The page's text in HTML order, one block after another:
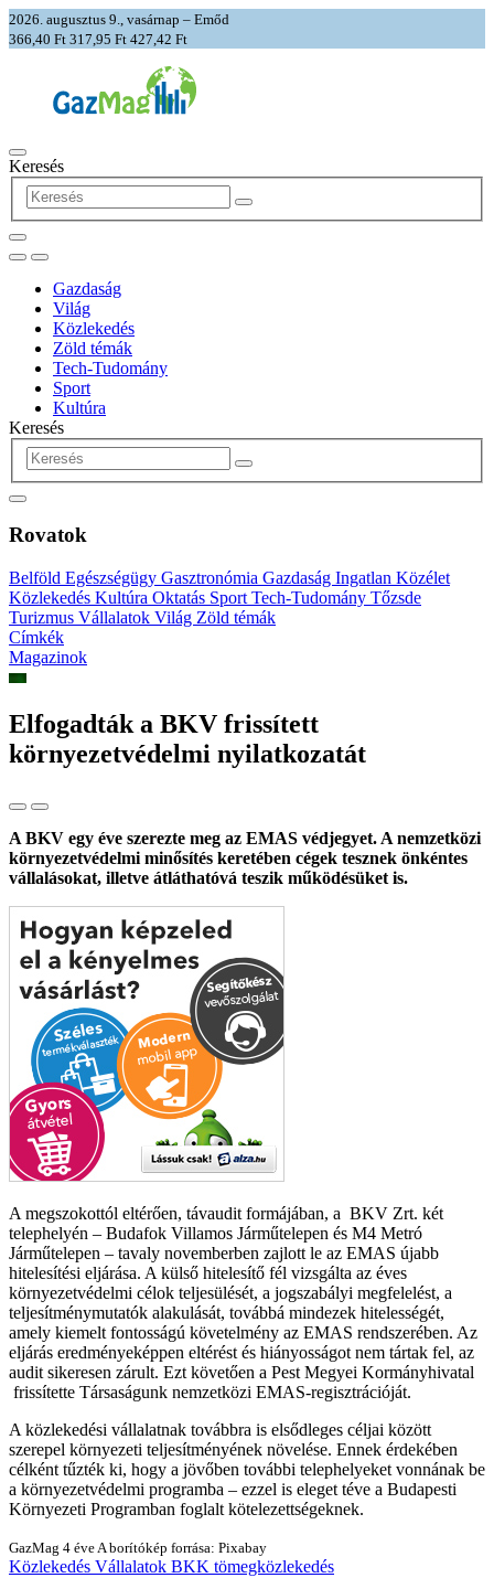
2026. augusztus 9., vasárnap – Emőd
366,40 Ft 317,95 Ft 427,42 Ft
Keresés
Gazdaság
Világ
Közlekedés
Zöld témák
Tech-Tudomány
Sport
Kultúra
Keresés
Rovatok
Belföld Egészségügy Gasztronómia Gazdaság Ingatlan Közélet
Közlekedés Kultúra Oktatás Sport Tech-Tudomány Tőzsde
Turizmus Vállalatok Világ Zöld témák
Címkék
Magazinok
Elfogadták a BKV frissített
környezetvédelmi nyilatkozatát
A BKV egy éve szerezte meg az EMAS védjegyet. A nemzetközi
környezetvédelmi minősítés keretében cégek tesznek önkéntes
vállalásokat, illetve átláthatóvá teszik működésüket is.
A megszokottól eltérően, távaudit formájában, a BKV Zrt. két
telephelyén – Budafok Villamos Járműtelepen és M4 Metró
Járműtelepen – tavaly novemberben zajlott le az EMAS újabb
hitelesítési eljárása. A külső hitelesítő fél vizsgálta az éves
környezetvédelmi célok teljesülését, a jogszabályi megfelelést, a
teljesítménymutatók alakulását, továbbá mindezek hitelességét,
amely kiemelt fontosságú követelmény az EMAS rendszerében. Az
eljárás eredményeképpen eltérést és hiányosságot nem tártak fel, az
audit sikeresen zárult. Ezt követően a Pest Megyei Kormányhivatal
frissítette Társaságunk nemzetközi EMAS-regisztrációját.
A közlekedési vállalatnak továbbra is elsődleges céljai között
szerepel környezeti teljesítményének növelése. Ennek érdekében
célként tűzték ki, hogy a jövőben további telephelyeket vonnának be
a környezetvédelmi programba – ezzel is eleget téve a Budapesti
Környezeti Programban foglalt kötelezettségeknek.
GazMag 4 éve A borítókép forrása: Pixabay
Közlekedés Vállalatok BKK tömegközlekedés